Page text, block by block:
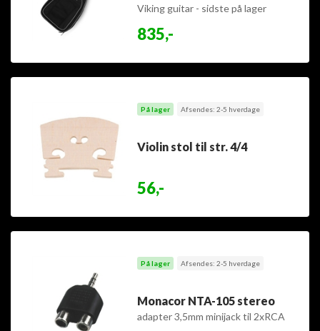
Viking guitar - sidste på lager
835,-
På lager Afsendes: 2-5 hverdage
Violin stol til str. 4/4
56,-
På lager Afsendes: 2-5 hverdage
Monacor NTA-105 stereo
adapter 3,5mm minijack til 2xRCA